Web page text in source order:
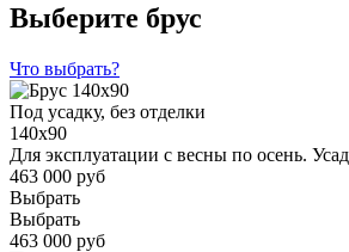
Выберите брус
Что выбрать?
Под усадку, без отделки
140x90
Для эксплуатации с весны по осень.
463 000 руб
Выбрать
Выбрать
463 000 руб